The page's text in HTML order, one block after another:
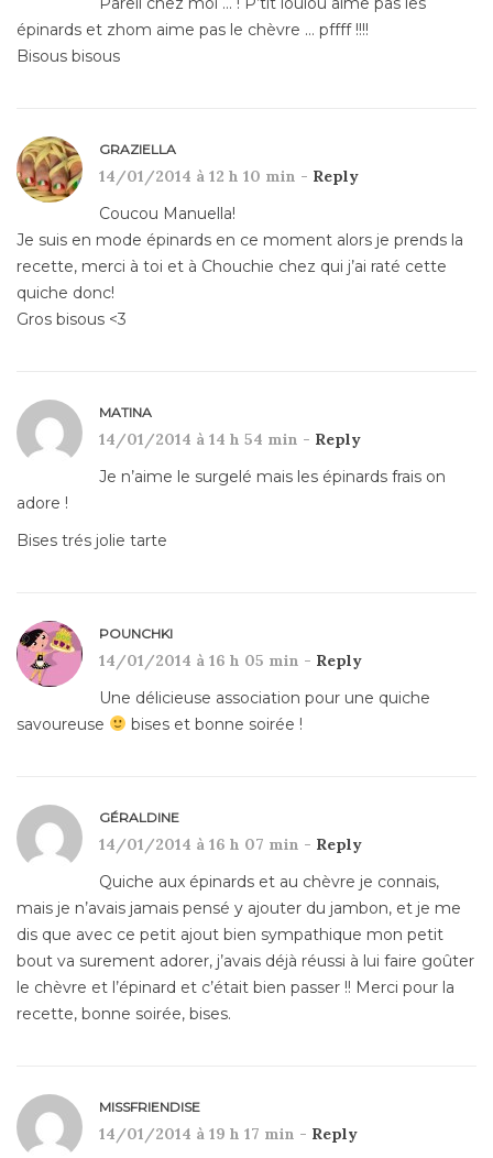
épinards et zhom aime pas le chèvre … pffff !!!!
Bisous bisous
GRAZIELLA
14/01/2014 à 12 h 10 min - Reply
Coucou Manuella!
Je suis en mode épinards en ce moment alors je prends la
recette, merci à toi et à Chouchie chez qui j’ai raté cette
quiche donc!
Gros bisous <3
MATINA
14/01/2014 à 14 h 54 min - Reply
Je n’aime le surgelé mais les épinards frais on
adore !
Bises trés jolie tarte
POUNCHKI
14/01/2014 à 16 h 05 min - Reply
Une délicieuse association pour une quiche
savoureuse
bises et bonne soirée !
GÉRALDINE
14/01/2014 à 16 h 07 min - Reply
Quiche aux épinards et au chèvre je connais,
mais je n’avais jamais pensé y ajouter du jambon, et je me
dis que avec ce petit ajout bien sympathique mon petit
bout va surement adorer, j’avais déjà réussi à lui faire goûter
le chèvre et l’épinard et c’était bien passer !! Merci pour la
recette, bonne soirée, bises.
MISSFRIENDISE
14/01/2014 à 19 h 17 min - Reply